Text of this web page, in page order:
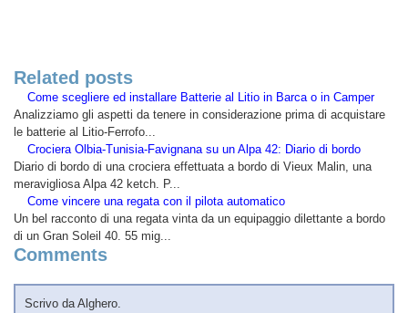
Related posts
Come scegliere ed installare Batterie al Litio in Barca o in Camper
Analizziamo gli aspetti da tenere in considerazione prima di acquistare
le batterie al Litio-Ferrofo...
Crociera Olbia-Tunisia-Favignana su un Alpa 42: Diario di bordo
Diario di bordo di una crociera effettuata a bordo di Vieux Malin, una
meravigliosa Alpa 42 ketch. P...
Come vincere una regata con il pilota automatico
Un bel racconto di una regata vinta da un equipaggio dilettante a bordo
di un Gran Soleil 40. 55 mig...
Comments
Scrivo da Alghero.